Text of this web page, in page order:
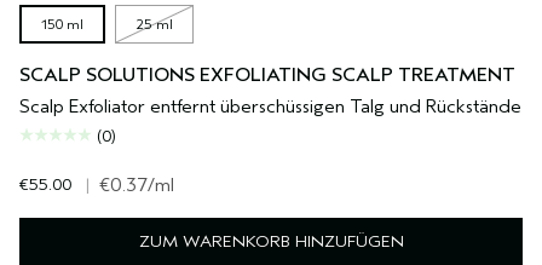
150 ml 25 ml
SCALP SOLUTIONS EXFOLIATING SCALP TREATMENT
Scalp Exfoliator entfernt überschüssigen Talg und Rückstände
(0)
€55.00 | €0.37/ml
ZUM WARENKORB HINZUFÜGEN